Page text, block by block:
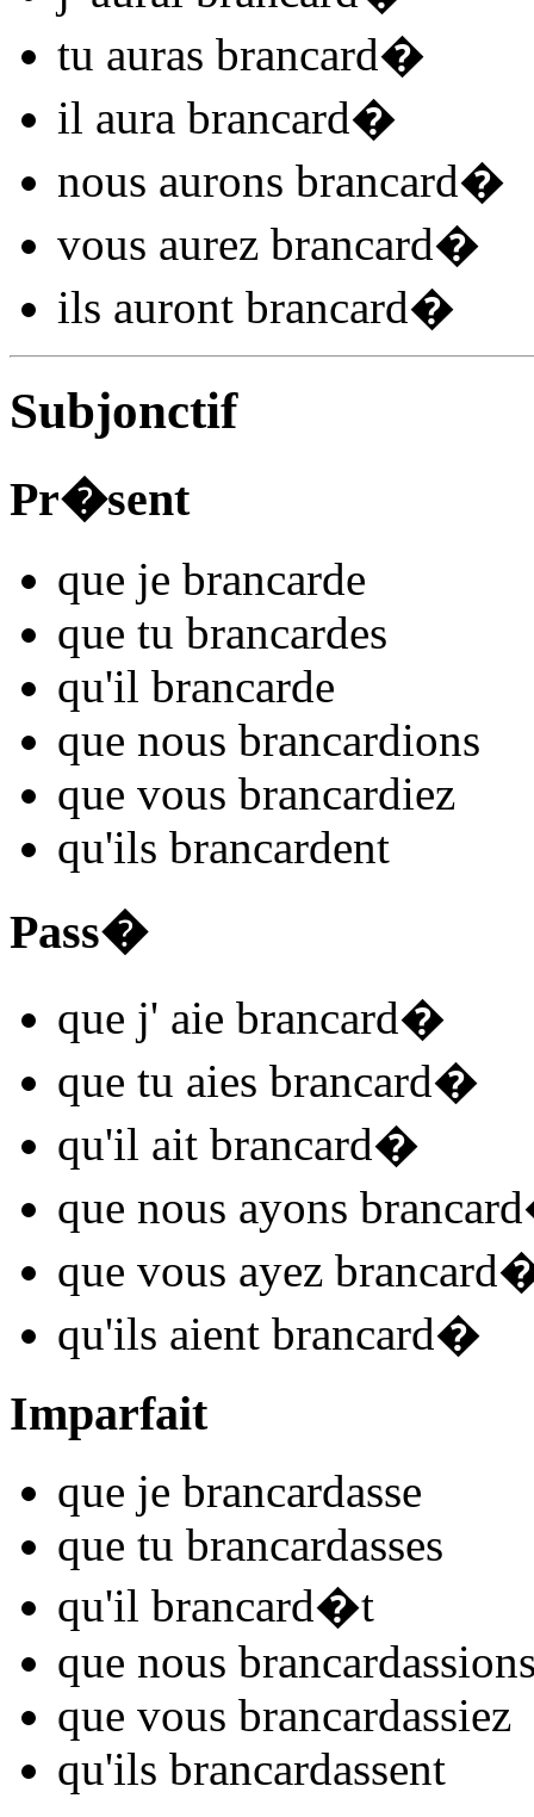
tu auras brancard�
il aura brancard�
nous aurons brancard�
vous aurez brancard�
ils auront brancard�
Subjonctif
Pr�sent
que je brancarde
que tu brancardes
qu'il brancarde
que nous brancardions
que vous brancardiez
qu'ils brancardent
Pass�
que j' aie brancard�
que tu aies brancard�
qu'il ait brancard�
que nous ayons brancard
que vous ayez brancard
qu'ils aient brancard�
Imparfait
que je brancardasse
que tu brancardasses
qu'il brancard�t
que nous brancard
que vous brancardassiez
qu'ils brancardassent